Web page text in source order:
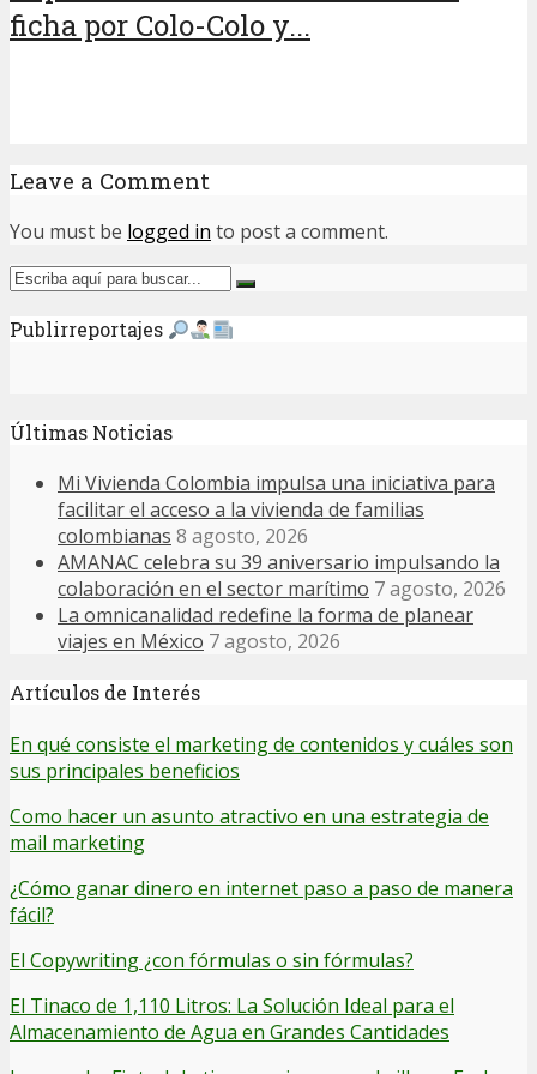
ficha por Colo-Colo y...
Leave a Comment
You must be logged in to post a comment.
Publirreportajes
Últimas Noticias
Mi Vivienda Colombia impulsa una iniciativa para
facilitar el acceso a la vivienda de familias
colombianas 8 agosto, 2026
AMANAC celebra su 39 aniversario impulsando la
colaboración en el sector marítimo 7 agosto, 2026
La omnicanalidad redefine la forma de planear
viajes en México 7 agosto, 2026
Artículos de Interés
En qué consiste el marketing de contenidos y cuáles son
sus principales beneficios
Como hacer un asunto atractivo en una estrategia de
mail marketing
¿Cómo ganar dinero en internet paso a paso de manera
fácil?
El Copywriting ¿con fórmulas o sin fórmulas?
El Tinaco de 1,110 Litros: La Solución Ideal para el
Almacenamiento de Agua en Grandes Cantidades